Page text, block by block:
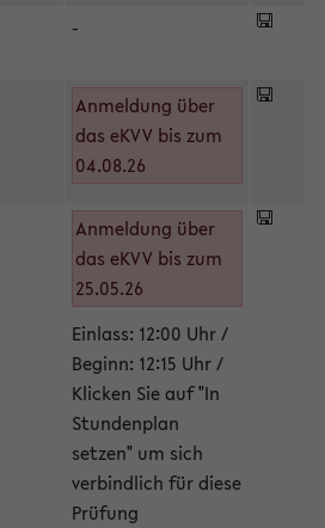
-
Anmeldung über
das eKVV bis zum
04.08.26
Anmeldung über
das eKVV bis zum
25.05.26
Einlass: 12:00 Uhr /
Beginn: 12:15 Uhr /
Klicken Sie auf "In
Stundenplan
setzen" um sich
verbindlich für diese
Prüfung